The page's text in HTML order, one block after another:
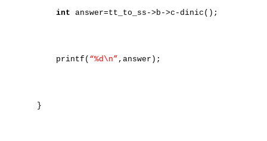
int answer=tt_to_ss->b->c-dinic();
printf( “%d\n” ,answer);
}